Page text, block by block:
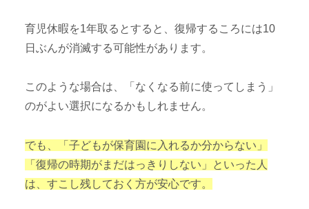
育児休暇を1年取るとすると、復帰するころには10
日ぶんが消滅する可能性があります。
このような場合は、「なくなる前に使ってしまう」
のがよい選択になるかもしれません。
でも、「子どもが保育園に入れるか分からない」
「復帰の時期がまだはっきりしない」といった人
は、すこし残しておく方が安心です。